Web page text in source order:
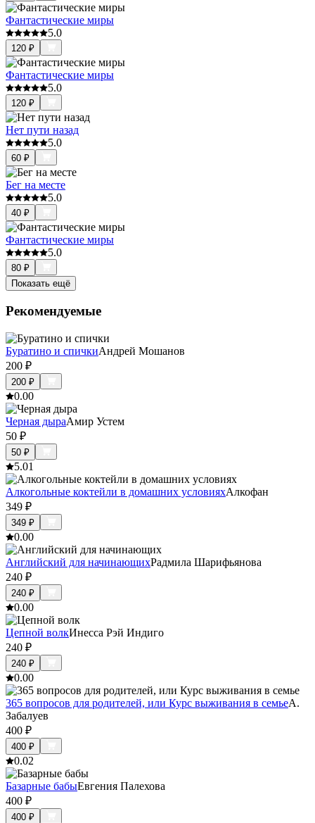
Фантастические миры
5.0
120 ₽
Фантастические миры
5.0
120 ₽
Нет пути назад
5.0
60 ₽
Бег на месте
5.0
40 ₽
Фантастические миры
5.0
80 ₽
Показать ещё
Рекомендуемые
Буратино и спичкиАндрей Мошанов
200 ₽
200 ₽
0.00
Черная дыраАмир Устем
50 ₽
50 ₽
5.01
Алкогольные коктейли в домашних условияхАлкофан
349 ₽
349 ₽
0.00
Английский для начинающихРадмила Шарифьянова
240 ₽
240 ₽
0.00
Цепной волкИнесса Рэй Индиго
240 ₽
240 ₽
0.00
365 вопросов для родителей, или Курс выживания в семьеА.
Забалуев
400 ₽
400 ₽
0.02
Базарные бабыЕвгения Палехова
400 ₽
400 ₽